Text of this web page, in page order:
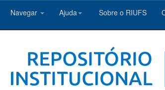
Navegar Ajuda Sobre o RIUFS